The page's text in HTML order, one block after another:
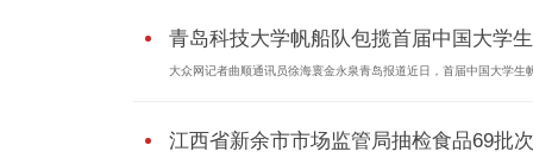
青岛科技大学帆船队包揽首届中国大学
大众网记者曲顺通讯员徐海寰金永泉青岛报道近日，首届中国大学生
江西省新余市市场监管局抽检食品69批